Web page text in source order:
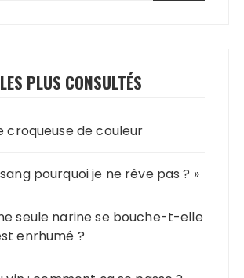
PLUS CONSULTÉS
croqueuse de couleur
pourquoi je ne rêve pas ? »
seule narine se bouche-t-elle
enrhumé ?